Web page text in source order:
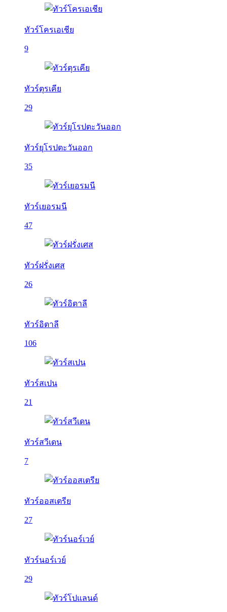
ทัวร์โครเอเชีย
9
ทัวร์ตุรเคีย
29
ทัวร์ยุโรปตะวันออก
35
ทัวร์เยอรมนี
47
ทัวร์ฝรั่งเศส
26
ทัวร์อิตาลี
106
ทัวร์สเปน
21
ทัวร์สวีเดน
7
ทัวร์ออสเตรีย
27
ทัวร์นอร์เวย์
29